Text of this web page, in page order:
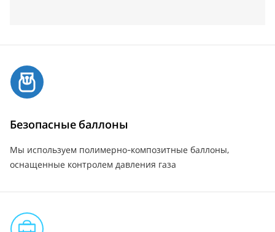
Безопасные баллоны
Мы используем полимерно-композитные баллоны,
оснащенные контролем давления газа